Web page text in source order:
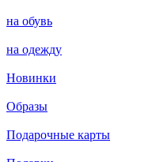
на обувь
на одежду
Новинки
Образы
Подарочные карты